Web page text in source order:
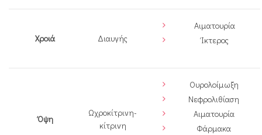
Χροιά Διαυγής
Αιματουρία
Ίκτερος
Όψη
Ωχροκίτρινη-
κίτρινη
Ουρολοίμωξη
Νεφρολιθίαση
Αιματουρία
Φάρμακα